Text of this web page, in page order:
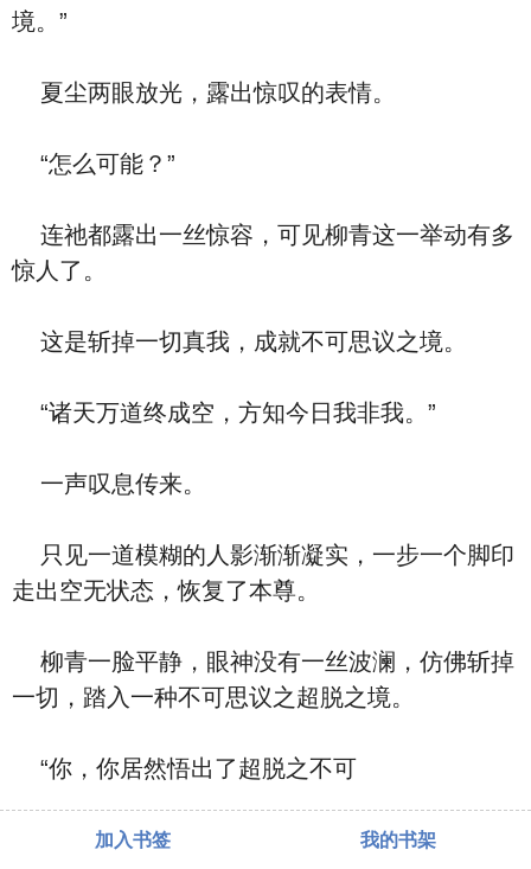
境。”
夏尘两眼放光，露出惊叹的表情。
“怎么可能？”
连祂都露出一丝惊容，可见柳青这一举动有多
惊人了。
这是斩掉一切真我，成就不可思议之境。
“诸天万道终成空，方知今日我非我。”
一声叹息传来。
只见一道模糊的人影渐渐凝实，一步一个脚印
走出空无状态，恢复了本尊。
柳青一脸平静，眼神没有一丝波澜，仿佛斩掉
一切，踏入一种不可思议之超脱之境。
“你，你居然悟出了超脱之不可
加入书签 我的书架